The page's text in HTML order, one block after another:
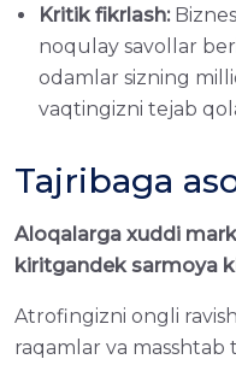
Kritik fikrlash:
noqulay savollar
odamlar sizning
vaqtingizni tejab
Tajribagа
Aloqalargа xuddi
kiritgandek sarmoya
Atrofingizni ongli
raqamlar va masshtab